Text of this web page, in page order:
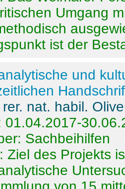
Umgang
ist der
und
rer. nat. habil.
01.04.2017-
Sachbeihilfen
Ziel des Projekts